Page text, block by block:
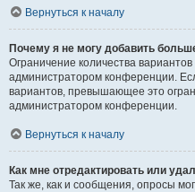
Вернуться к началу
Почему я не могу добавить
Ограничение количества
администратором конференции.
вариантов, превышающее это
администратором конференции.
Вернуться к началу
Как мне отредактировать или
Так же, как и сообщения, опросы